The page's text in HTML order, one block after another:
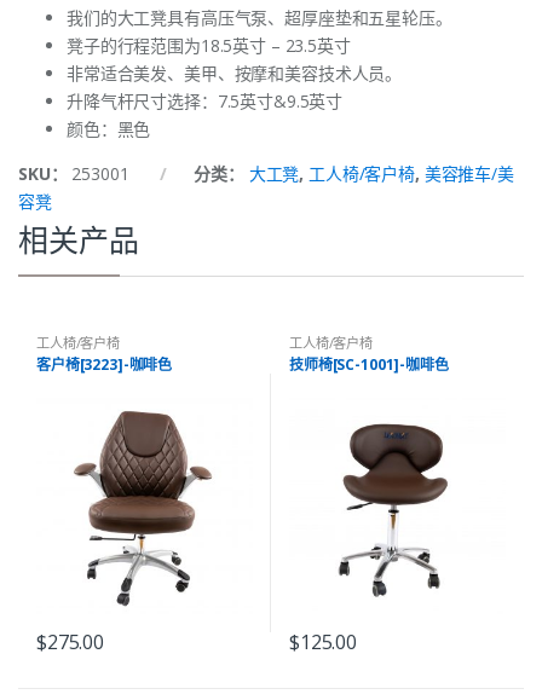
我们的大工凳具有高压气泵、超厚座垫和五星轮压。
凳子的行程范围为18.5英寸 – 23.5英寸
非常适合美发、美甲、按摩和美容技术人员。
升降气杆尺寸选择：7.5英寸&9.5英寸
颜色：黑色
SKU： 253001 分类： 大工凳, 工人椅/客户椅, 美容推车/美
容凳
相关产品
工人椅/客户椅
客户椅[3223]-咖啡色
$275.00
工人椅/客户椅
技师椅[SC-1001]-咖啡色
$125.00